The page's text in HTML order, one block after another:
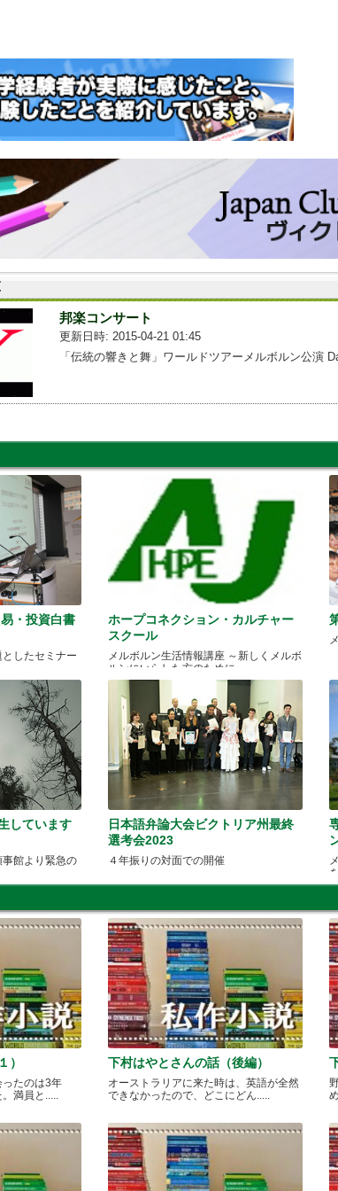
邦楽コンサート
更新日時: 2015-04-21 01:45
「伝統の響きと舞」ワールドツアーメルボルン公演
・投資白書
したセミナー
ホープコネクション・カルチャー
スクール
メルボルン生活情報講座 ～新しくメルボ
ルンにいらした方のために～
しています
館より緊急の
日本語弁論大会ビクトリア州最終
選考会2023
４年振りの対面での開催
）
たのは3年
満員と.....
下村はやとさんの話（後編）
オーストラリアに来た時は、英語が全然
できなかったので、どこにどん.....